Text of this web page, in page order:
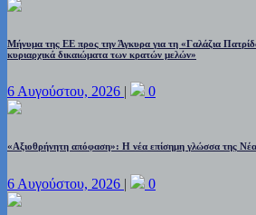
Μήνυμα της ΕΕ προς την Άγκυρα για τη «Γαλάζια
κυριαρχικά δικαιώματα των κρατών μελών»
6 Αυγούστου, 2026 0
«Αξιοθρήνητη απόφαση»: Η νέα επίσημη γλώσσα της
6 Αυγούστου, 2026 | 0